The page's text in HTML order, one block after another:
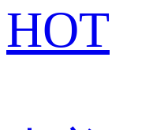
HOT